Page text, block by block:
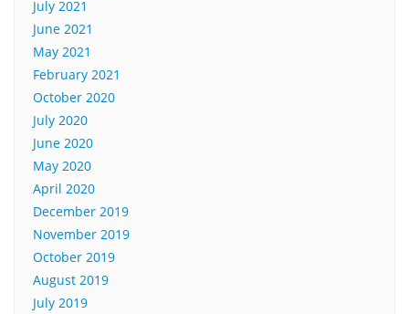
July 2021
June 2021
May 2021
February 2021
October 2020
July 2020
June 2020
May 2020
April 2020
December 2019
November 2019
October 2019
August 2019
July 2019